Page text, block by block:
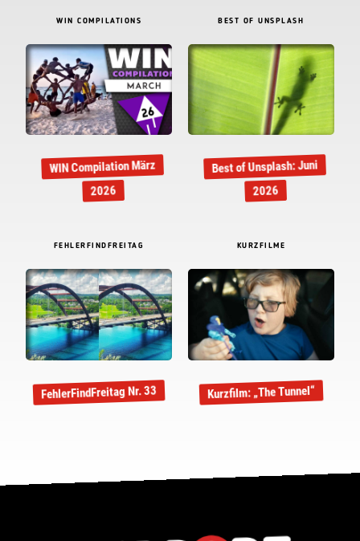
WIN COMPILATIONS
WIN Compilation März
2026
BEST OF UNSPLASH
Best of Unsplash: Juni
2026
FEHLERFINDFREITAG
FehlerFindFreitag Nr. 33
KURZFILME
Kurzfilm: „The Tunnel“